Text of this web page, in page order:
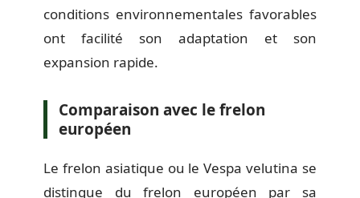
conditions environnementales favorables
ont facilité son adaptation et son
expansion rapide.
Comparaison avec le frelon
européen
Le frelon asiatique ou le Vespa velutina se
distingue du frelon européen par sa